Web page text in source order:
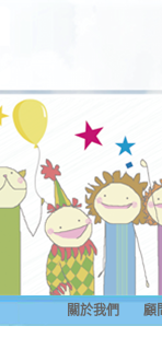
關於我們 顧